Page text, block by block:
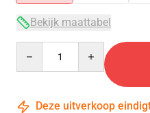
Bekijk maattabel
Deze uitverkoop